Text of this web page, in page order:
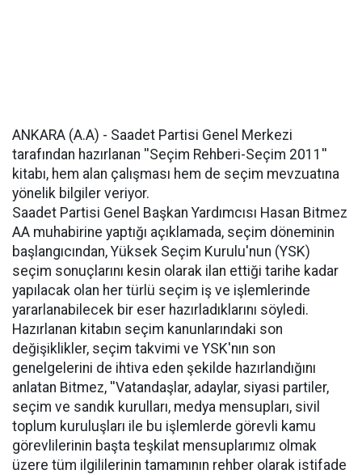
ANKARA (A.A) - Saadet Partisi Genel Merkezi
tarafından hazırlanan ''Seçim Rehberi-Seçim 2011''
kitabı, hem alan çalışması hem de seçim mevzuatına
yönelik bilgiler veriyor.
Saadet Partisi Genel Başkan Yardımcısı Hasan Bitmez
AA muhabirine yaptığı açıklamada, seçim döneminin
başlangıcından, Yüksek Seçim Kurulu'nun (YSK)
seçim sonuçlarını kesin olarak ilan ettiği tarihe kadar
yapılacak olan her türlü seçim iş ve işlemlerinde
yararlanabilecek bir eser hazırladıklarını söyledi.
Hazırlanan kitabın seçim kanunlarındaki son
değişiklikler, seçim takvimi ve YSK'nın son
genelgelerini de ihtiva eden şekilde hazırlandığını
anlatan Bitmez, ''Vatandaşlar, adaylar, siyasi partiler,
seçim ve sandık kurulları, medya mensupları, sivil
toplum kuruluşları ile bu işlemlerde görevli kamu
görevlilerinin başta teşkilat mensuplarımız olmak
üzere tüm ilgililerinin tamamının rehber olarak istifade